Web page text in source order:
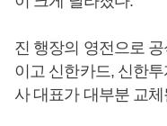
진 행장의 영전으로
이고 신한카드, 신한
사 대표가 대부분 교